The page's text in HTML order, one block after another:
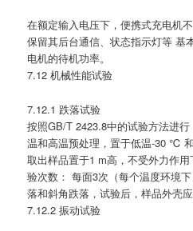
在额定输入电压下，便携式充电机
保留其后台通信、状态指示灯等 基
电机的待机功率。
7.12 机械性能试验
7.12.1 跌落试验
按照GB/T 2423.8中的试验方法进
温和高温预处理，置于低温-30 ℃
取出样品置于1 m高，不受外力作
验次数： 每面3次（每个温度环境
落和斜角跌落，试验后，样品外壳
7.12.2 振动试验